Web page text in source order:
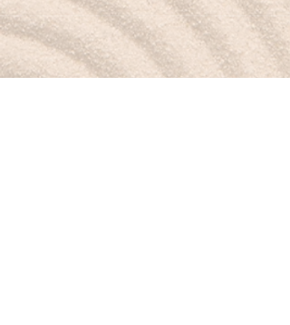
Petit mot pour la route :